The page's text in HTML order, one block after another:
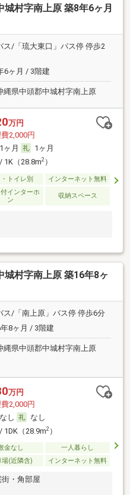
城村字南上原 築8年6ヶ月
ス/「琉大東口」バス停 停歩2
6ヶ月 / 3階建
縄県中頭郡中城村字南上原
万円
2,000円
1ヶ月
1ヶ月
1K（28.8m2）
トイレ別 インターネット無料
インターホ
ン
収納スペース
城村字南上原 築16年8ヶ
ス/「南上原」バス停 停歩6分
8ヶ月 / 3階建
縄県中頭郡中城村字南上原
万円
2,000円
なし
なし
1DK（28.9m2）
金なし
一人暮らし
場(近隣含) インターネット無料
・角部屋